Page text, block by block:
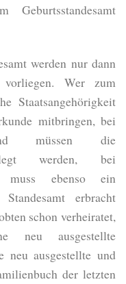
Geburtsstandesamt
werden nur dann
Wer zum
Staatsangehörigkeit
mitbringen, bei
müssen die
werden, bei
muss ebenso ein
erbracht
schon verheiratet,
neu ausgestellte
neu ausgestellte und
der letzten